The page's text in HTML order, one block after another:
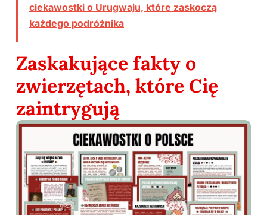
ciekawostki o Urugwaju, które zaskoczą
każdego podróżnika
Zaskakujące fakty o
zwierzętach, które Cię
zaintrygują